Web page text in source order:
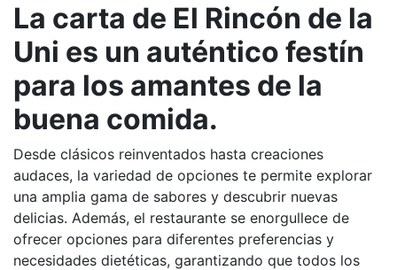
La carta de El Rincón de la
Uni es un auténtico festín
para los amantes de la
buena comida.
Desde clásicos reinventados hasta creaciones
audaces, la variedad de opciones te permite explorar
una amplia gama de sabores y descubrir nuevas
delicias. Además, el restaurante se enorgullece de
ofrecer opciones para diferentes preferencias y
necesidades dietéticas, garantizando que todos los